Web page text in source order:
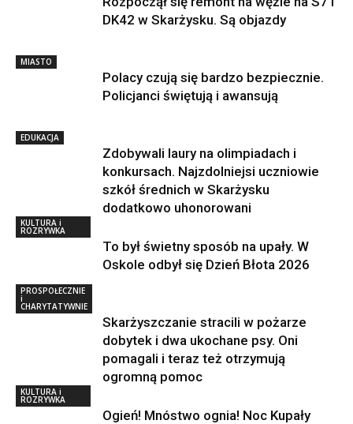
DK42 w Skarżysku. Są objazdy
MIASTO
Polacy czują się bardzo bezpiecznie.
Policjanci świętują i awansują
EDUKACJA
Zdobywali laury na olimpiadach i
konkursach. Najzdolniejsi uczniowie
szkół średnich w Skarżysku
dodatkowo uhonorowani
KULTURA i
ROZRYWKA
To był świetny sposób na upały. W
Oskole odbył się Dzień Błota 2026
PROSPOŁECZNIE
i
CHARYTATYWNIE
Skarżyszczanie stracili w pożarze
dobytek i dwa ukochane psy. Oni
pomagali i teraz też otrzymują
ogromną pomoc
KULTURA i
ROZRYWKA
Ogień! Mnóstwo ognia! Noc Kupały